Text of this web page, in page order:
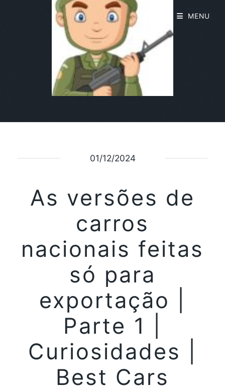
01/12/2024
As versões de
carros
nacionais feitas
só para
exportação |
Parte 1 |
Curiosidades |
Best Cars
MENU